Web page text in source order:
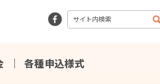
各種申込様式